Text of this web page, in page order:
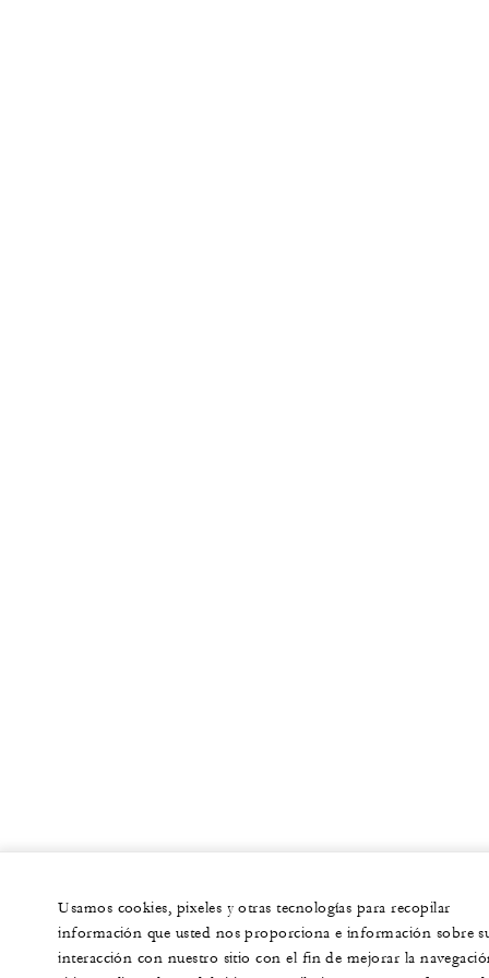
Usamos cookies, pixeles y otras tecnologías para recopilar
información que usted nos proporciona e información sobre
interacción con nuestro sitio con el fin de mejorar la